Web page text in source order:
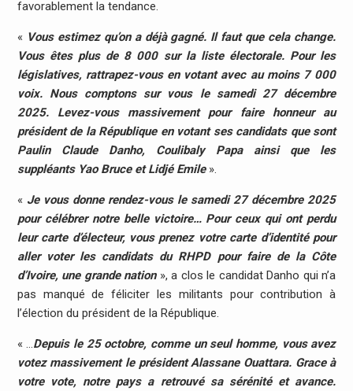
favorablement la tendance.
« Vous estimez qu’on a déjà gagné. Il faut que cela change.
Vous êtes plus de 8 000 sur la liste électorale. Pour les
législatives, rattrapez-vous en votant avec au moins 7 000
voix. Nous comptons sur vous le samedi 27 décembre
2025. Levez-vous massivement pour faire honneur au
président de la République en votant ses candidats que sont
Paulin Claude Danho, Coulibaly Papa ainsi que les
suppléants Yao Bruce et Lidjé Emile».
« Je vous donne rendez-vous le samedi 27 décembre 2025
pour célébrer notre belle victoire… Pour ceux qui ont perdu
leur carte d’électeur, vous prenez votre carte d’identité pour
aller voter les candidats du RHPD pour faire de la Côte
d’Ivoire, une grande nation», a clos le candidat Danho qui n’a
pas manqué de féliciter les militants pour contribution à
l’élection du président de la République.
« …Depuis le 25 octobre, comme un seul homme, vous avez
votez massivement le président Alassane Ouattara. Grace à
votre vote, notre pays a retrouvé sa sérénité et avance.